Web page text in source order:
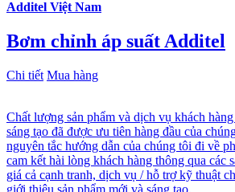
Additel Việt Nam
Bơm chỉnh áp suất Additel
Chi tiết Mua hàng
Chất lượng sản phẩm và dịch vụ khách
sáng tạo đã được ưu tiên hàng đầu của
nguyên tắc hướng dẫn của chúng tôi đi về
cam kết hài lòng khách hàng thông qua các
giá cả cạnh tranh, dịch vụ / hỗ trợ kỹ thuật